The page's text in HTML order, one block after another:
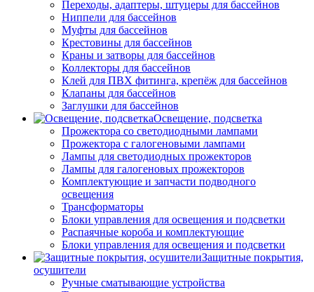
Переходы, адаптеры, штуцеры для бассейнов
Ниппели для бассейнов
Муфты для бассейнов
Крестовины для бассейнов
Краны и затворы для бассейнов
Коллекторы для бассейнов
Клей для ПВХ фитинга, крепёж для бассейнов
Клапаны для бассейнов
Заглушки для бассейнов
Освещение, подсветка
Прожектора со светодиодными лампами
Прожектора с галогеновыми лампами
Лампы для светодиодных прожекторов
Лампы для галогеновых прожекторов
Комплектующие и запчасти подводного
освещения
Трансформаторы
Блоки управления для освещения и подсветки
Распаячные короба и комплектующие
Блоки управления для освещения и подсветки
Защитные покрытия,
осушители
Ручные сматывающие устройства